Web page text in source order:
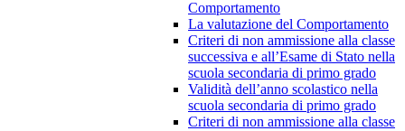
Comportamento
La valutazione del Comportamento
Criteri di non ammissione alla classe
successiva e all’Esame di Stato nella
scuola secondaria di primo grado
Validità dell’anno scolastico nella
scuola secondaria di primo grado
Criteri di non ammissione alla classe